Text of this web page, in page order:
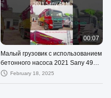
00:07
Малый грузовик с использованием
бетонного насоса 2021 Sany 49M
с шасси Sany в Казахстане
February 18, 2025